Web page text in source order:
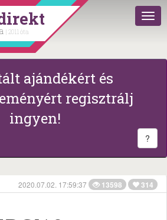
| 2011 óta
ajándékért és
regisztrálj
ingyen!
?
2020.07.02. 17:59:37 13598 314